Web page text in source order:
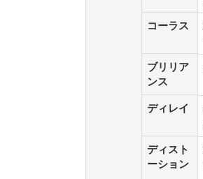
コーラス
ブリリア
ンス
ディレイ
ディスト
ーション
コーラス
ブリリア
ンス
ディレイ
ディスト
ーション